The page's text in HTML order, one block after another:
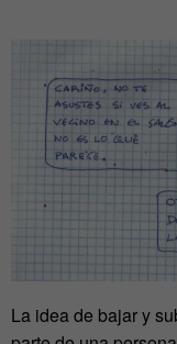
La idea de bajar y